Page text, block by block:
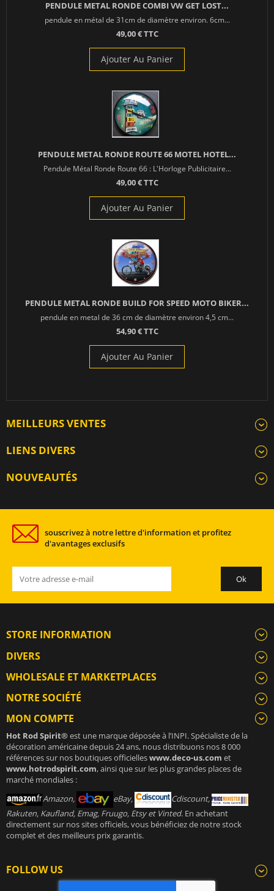
PENDULE METAL RONDE COMBI VW GET LOST...
pendule en métal de 31cm de diamètre environ. 6cm...
49,00 € TTC
Ajouter Au Panier
PENDULE METAL RONDE ROUTE 66 MOTEL HOTEL...
Pendule Métal Ronde Route 66 : L'Horloge Publicitaire...
49,00 € TTC
Ajouter Au Panier
PENDULE METAL RONDE BUILD FOR SPEED MOTO BIKER...
pendule en metal de 36 cm de diamètre environ 4,5 cm...
54,90 € TTC
Ajouter Au Panier
MEILLEURS VENTES
LIENS DIVERS
NOUVEAUTÉS
souscrivez à notre lettre d'information et profitez
d'avantages exclusifs
STORE INFORMATION
DIVERS
WHOLESALE ET MARKETPLACES
NOTRE SOCIÉTÉ
MON COMPTE
Hot Rod Spirit®est une marque déposée à l’INPI. Spécialiste de la
décoration américaine depuis 24 ans, nous distribuons nos 8 000
références sur nos boutiques officielleswww.deco-us.com et
www.hotrodspirit.com, ainsi que sur les plus grandes places de
marché mondiales :
Amazon,
eBay,
Cdiscount,
Rakuten, Kaufland, Emag, Fruugo, Etsy et Vinted. En achetant
directement sur nos sites officiels, vous bénéficiez de notre stock
complet et des meilleurs prix garantis.
FOLLOW US